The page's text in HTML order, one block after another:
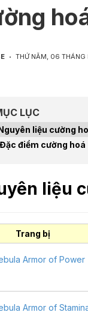
THỨ NĂM, 06
LỤC
liệu cường
Đặc điểm cường hoá
liệu
Trang bị
Armor of Power
Armor of